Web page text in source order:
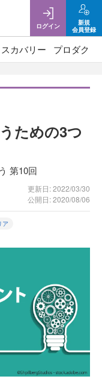
ログイン
新規
会員登録
カバリー プロダクト
ための3つ
第10回
更新日: 2022/03/30
公開日: 2020/08/06
ア